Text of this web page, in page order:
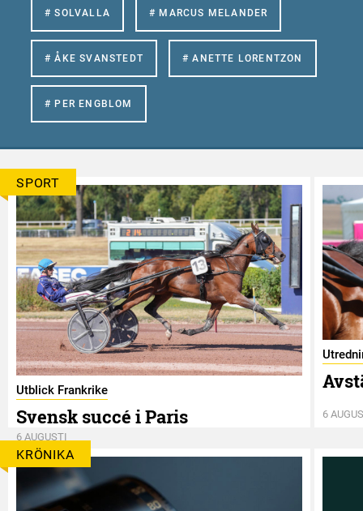
# SOLVALLA # MARCUS MELANDER
# ÅKE SVANSTEDT # ANETTE LORENTZON
# PER ENGBLOM
SPORT
Utblick Frankrike
Svensk succé i Paris
6 AUGUSTI
6
KRÖNIKA